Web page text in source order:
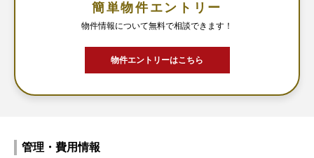
簡単物件エントリー
物件情報について無料で相談できます！
物件エントリーはこちら
管理・費用情報